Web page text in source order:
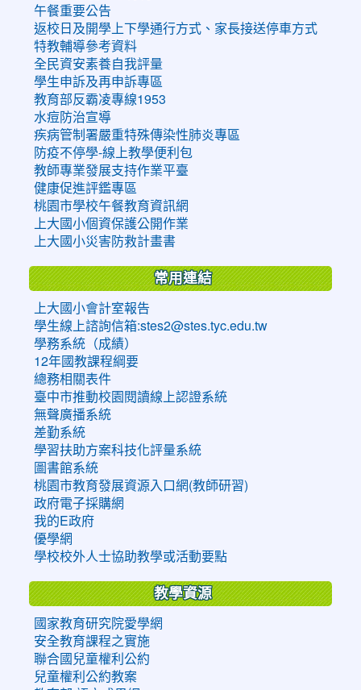
午餐重要公告
返校日及開學上下學通行方式、家長接送停車方式
特教輔導參考資料
全民資安素養自我評量
學生申訴及再申訴專區
教育部反霸凌專線1953
水痘防治宣導
疾病管制署嚴重特殊傳染性肺炎專區
防疫不停學-線上教學便利包
教師專業發展支持作業平臺
健康促進評鑑專區
桃園市學校午餐教育資訊網
上大國小個資保護公開作業
上大國小災害防救計畫書
常用連結
上大國小會計室報告
學生線上諮詢信箱:stes2@stes.tyc.edu.tw
學務系統（成績）
12年國教課程綱要
總務相關表件
臺中市推動校園閱讀線上認證系統
無聲廣播系統
差勤系統
學習扶助方案科技化評量系統
圖書館系統
桃園市教育發展資源入口網(教師研習)
政府電子採購網
我的E政府
優學網
學校校外人士協助教學或活動要點
教學資源
國家教育研究院愛學網
安全教育課程之實施
聯合國兒童權利公約
兒童權利公約教案